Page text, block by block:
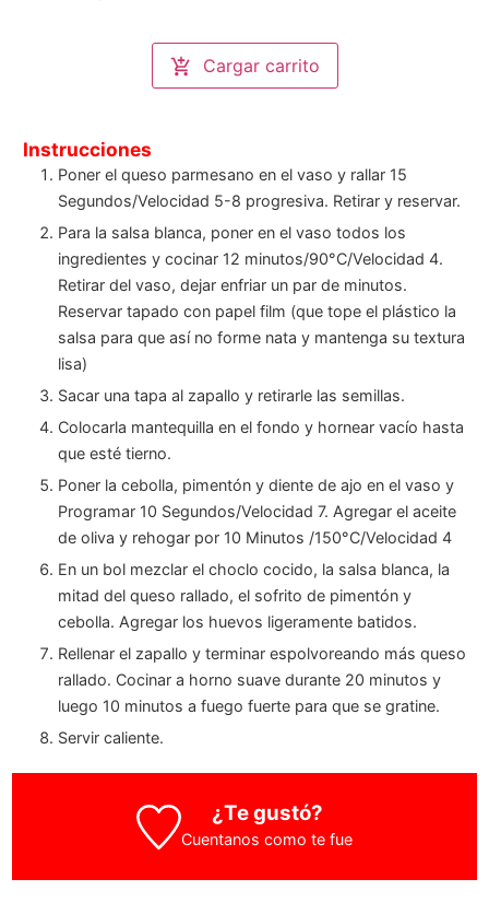
Cargar carrito
Instrucciones
Poner el queso parmesano en el vaso y rallar 15
Segundos/Velocidad 5-8 progresiva. Retirar y reservar.
Para la salsa blanca, poner en el vaso todos los
ingredientes y cocinar 12 minutos/90°C/Velocidad 4.
Retirar del vaso, dejar enfriar un par de minutos.
Reservar tapado con papel film (que tope el plástico la
salsa para que así no forme nata y mantenga su textura
lisa)
Sacar una tapa al zapallo y retirarle las semillas.
Colocarla mantequilla en el fondo y hornear vacío hasta
que esté tierno.
Poner la cebolla, pimentón y diente de ajo en el vaso y
Programar 10 Segundos/Velocidad 7. Agregar el aceite
de oliva y rehogar por 10 Minutos /150°C/Velocidad 4
En un bol mezclar el choclo cocido, la salsa blanca, la
mitad del queso rallado, el sofrito de pimentón y
cebolla. Agregar los huevos ligeramente batidos.
Rellenar el zapallo y terminar espolvoreando más queso
rallado. Cocinar a horno suave durante 20 minutos y
luego 10 minutos a fuego fuerte para que se gratine.
Servir caliente.
¿Te gustó?
Cuentanos como te fue